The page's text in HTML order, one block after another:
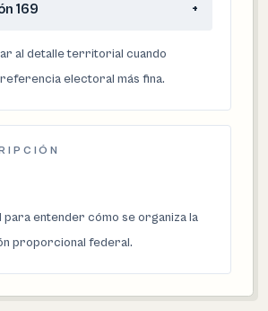
169 +
al detalle territorial cuando
electoral más fina.
para entender cómo se organiza la
proporcional federal.